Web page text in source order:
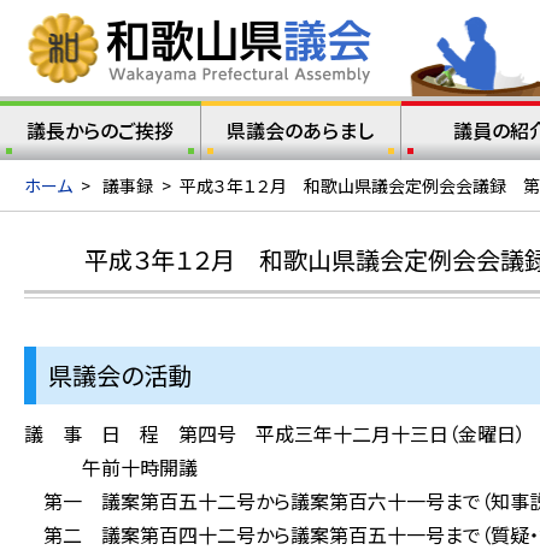
議長からのご挨拶 県議会のあらまし 議員の紹
ホーム > 議事録 > 平成３年１２月 和歌山県議会定例会会議録 第
平成３年１２月 和歌山県議会定例会会議
県議会の活動
議 事 日 程 第四号 平成三年十二月十三日（金曜日）
午前十時開議
第一 議案第百五十二号から議案第百六十一号まで（知事説
第二 議案第百四十二号から議案第百五十一号まで（質疑・